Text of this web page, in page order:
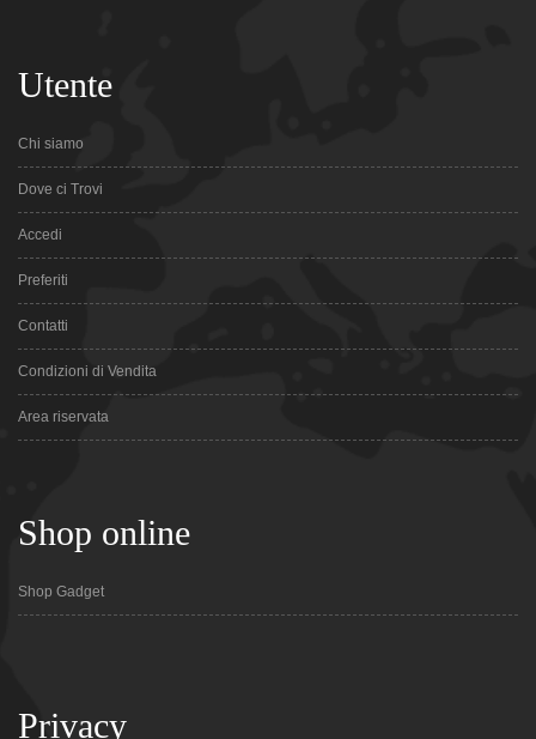
Utente
Chi siamo
Dove ci Trovi
Accedi
Preferiti
Contatti
Condizioni di Vendita
Area riservata
Shop online
Shop Gadget
Privacy